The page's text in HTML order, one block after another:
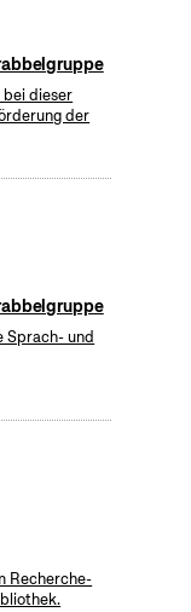
dieser
der
Sprach- und
Recherche-